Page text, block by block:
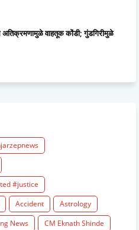
अतिक्रमणामुळे वाहतूक कोंडी; गुंडगिरीमुळे
#justice
Accident
Astrology
News
CM Eknath Shinde